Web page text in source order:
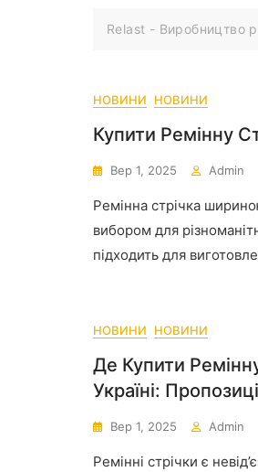
Relast - Виробництво
НОВИНИ НОВИНИ
Купити Ремінну
Вер 1, 2025 Admin
Ремінна стрічка
вибором для
підходить для
НОВИНИ НОВИНИ
Де Купити
Україні:
Вер 1, 2025 Admin
Ремінні стрічки є